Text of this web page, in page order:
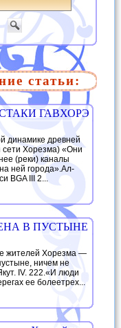
статьи:
ГАВХОРЭ
динамике древней
сети Хорезма) «Они
(реки) каналы
ней города».Ал-
BGA III 2...
В ПУСТЫНЕ
жителей Хорезма —
ничем не
IV. 222.«И люди
ее болеетрех...